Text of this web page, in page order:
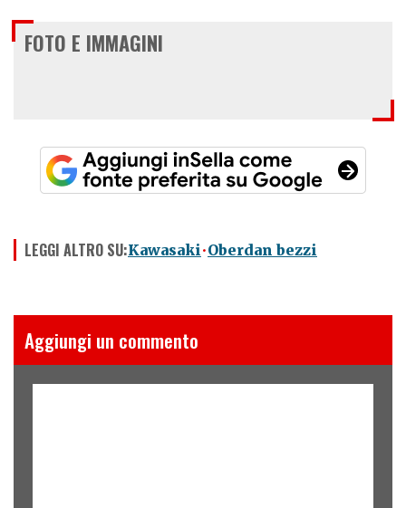
FOTO E IMMAGINI
LEGGI ALTRO SU:Kawasaki Oberdan bezzi
Aggiungi un commento